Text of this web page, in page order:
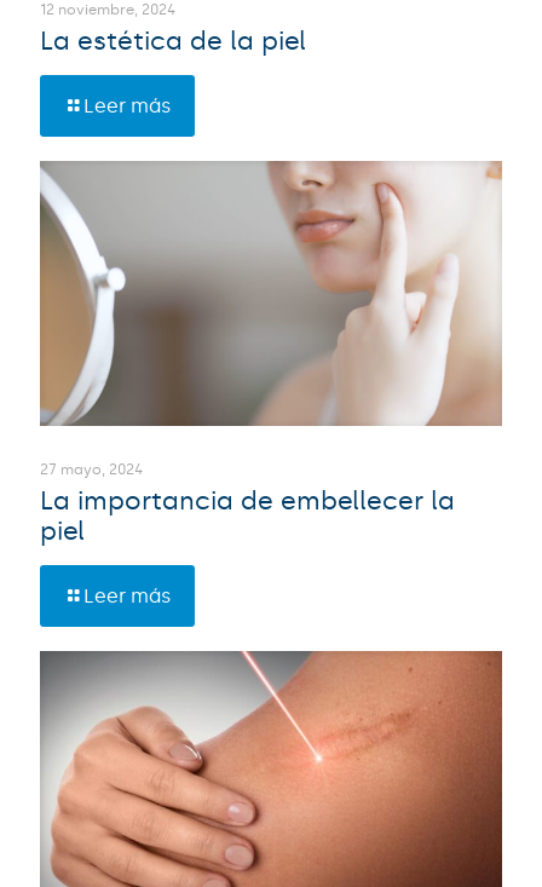
12 noviembre, 2024
La estética de la piel
Leer más
27 mayo, 2024
La importancia de embellecer la
piel
Leer más